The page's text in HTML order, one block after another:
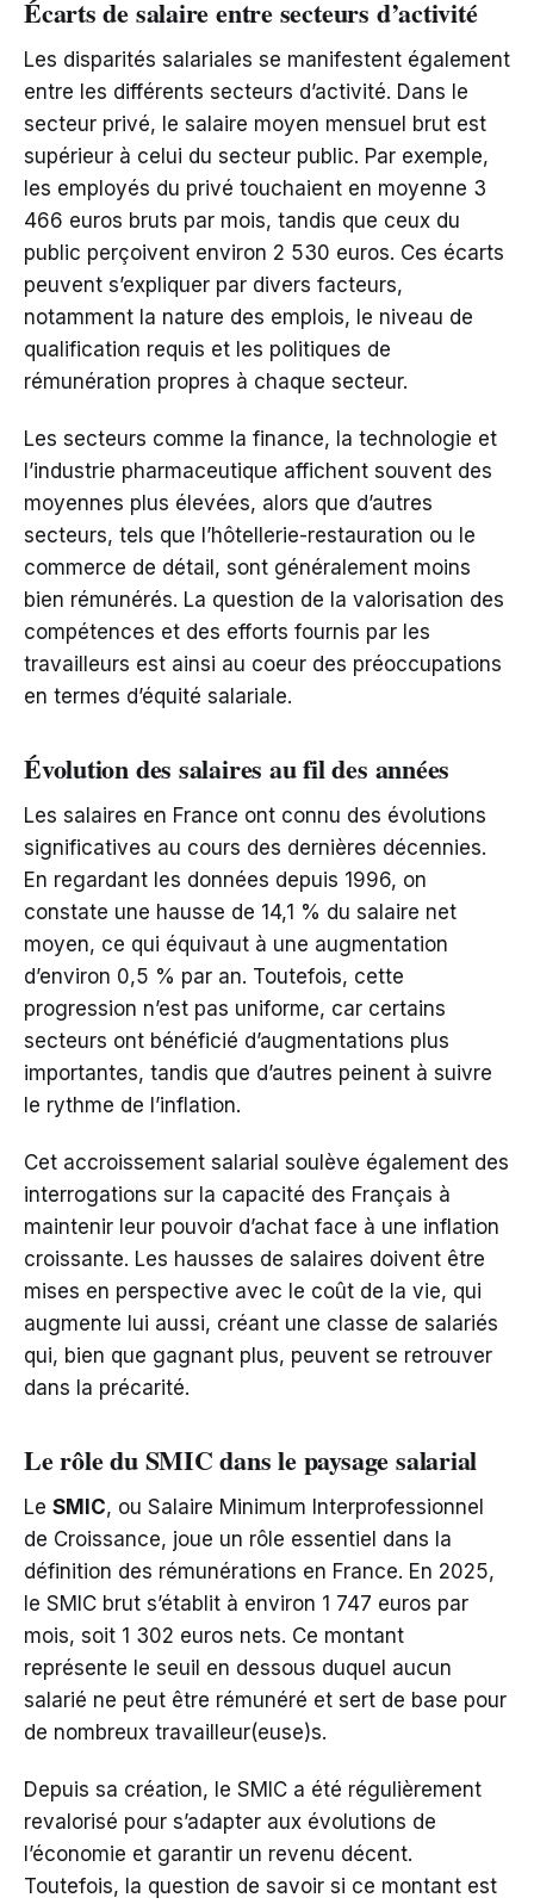
Écarts de salaire entre secteurs d’activité
Les disparités salariales se manifestent également
entre les différents secteurs d’activité. Dans le
secteur privé, le salaire moyen mensuel brut est
supérieur à celui du secteur public. Par exemple,
les employés du privé touchaient en moyenne 3
466 euros bruts par mois, tandis que ceux du
public perçoivent environ 2 530 euros. Ces écarts
peuvent s’expliquer par divers facteurs,
notamment la nature des emplois, le niveau de
qualification requis et les politiques de
rémunération propres à chaque secteur.
Les secteurs comme la finance, la technologie et
l’industrie pharmaceutique affichent souvent des
moyennes plus élevées, alors que d’autres
secteurs, tels que l’hôtellerie-restauration ou le
commerce de détail, sont généralement moins
bien rémunérés. La question de la valorisation des
compétences et des efforts fournis par les
travailleurs est ainsi au coeur des préoccupations
en termes d’équité salariale.
Évolution des salaires au fil des années
Les salaires en France ont connu des évolutions
significatives au cours des dernières décennies.
En regardant les données depuis 1996, on
constate une hausse de 14,1 % du salaire net
moyen, ce qui équivaut à une augmentation
d’environ 0,5 % par an. Toutefois, cette
progression n’est pas uniforme, car certains
secteurs ont bénéficié d’augmentations plus
importantes, tandis que d’autres peinent à suivre
le rythme de l’inflation.
Cet accroissement salarial soulève également des
interrogations sur la capacité des Français à
maintenir leur pouvoir d’achat face à une inflation
croissante. Les hausses de salaires doivent être
mises en perspective avec le coût de la vie, qui
augmente lui aussi, créant une classe de salariés
qui, bien que gagnant plus, peuvent se retrouver
dans la précarité.
Le rôle du SMIC dans le paysage salarial
Le SMIC, ou Salaire Minimum Interprofessionnel
de Croissance, joue un rôle essentiel dans la
définition des rémunérations en France. En 2025,
le SMIC brut s’établit à environ 1 747 euros par
mois, soit 1 302 euros nets. Ce montant
représente le seuil en dessous duquel aucun
salarié ne peut être rémunéré et sert de base pour
de nombreux travailleur(euse)s.
Depuis sa création, le SMIC a été régulièrement
revalorisé pour s’adapter aux évolutions de
l’économie et garantir un revenu décent.
Toutefois, la question de savoir si ce montant est